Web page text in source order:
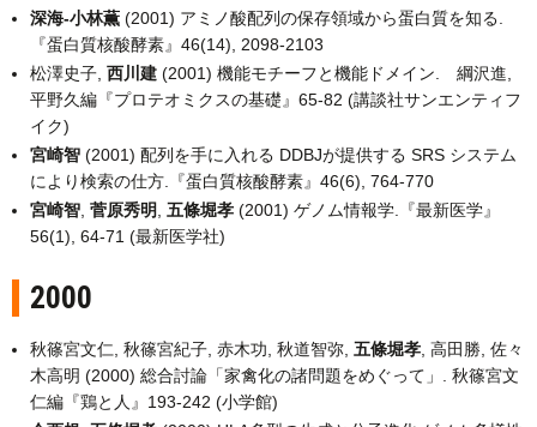
深海-小林薫 (2001) アミノ酸配列の保存領域から蛋白質を知る.
『蛋白質核酸酵素』46(14), 2098-2103
松澤史子, 西川建 (2001) 機能モチーフと機能ドメイン. 綱沢進,
平野久編『プロテオミクスの基礎』65-82 (講談社サンエンティフ
イク)
宮崎智 (2001) 配列を手に入れる DDBJが提供する SRS システム
により検索の仕方.『蛋白質核酸酵素』46(6), 764-770
宮崎智 菅原秀明 五條堀孝 (2001) ゲノム情報学.『最新医学』
56(1), 64-71 (最新医学社)
2000
秋篠宮文仁, 秋篠宮紀子, 赤木功, 秋道智弥, 五條堀孝 , 高田勝, 佐々
木高明 (2000) 総合討論「家禽化の諸問題をめぐって」. 秋篠宮文
仁編『鶏と人』193-242 (小学館)